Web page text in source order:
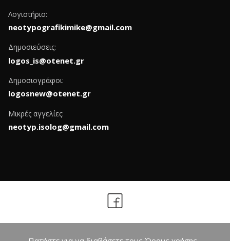
Λογιστήριο:
neotypografikimike@gmail.com
Δημοσιεύσεις:
logos_is@otenet.gr
Δημοσιογράφοι:
logosnew@otenet.gr
Μικρές αγγελίες:
neotyp.isolog@gmail.com